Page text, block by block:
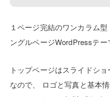
１ページ完結のワンカラム
ングルページWordPressテー
トップページはスライドシ
なので、
ロゴと写真と基本